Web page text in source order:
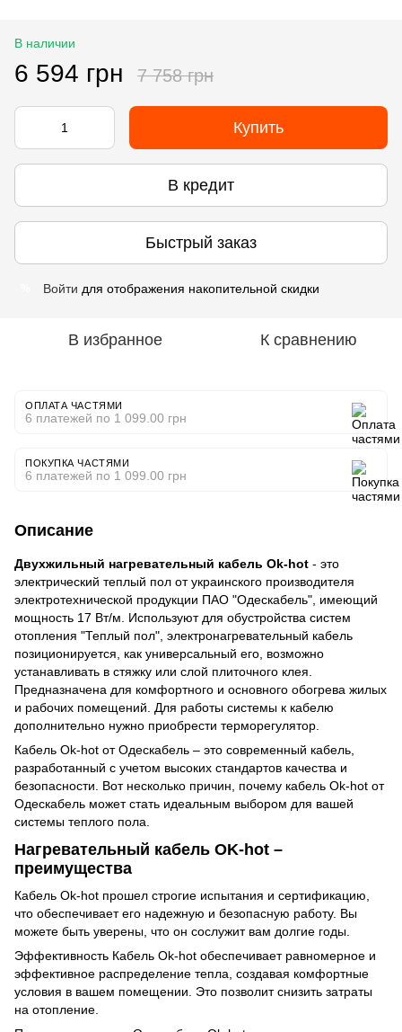
В наличии
6 594 грн 7 758 грн
Купить
В кредит
Быстрый заказ
Войти для отображения накопительной скидки
В избранное К сравнению
ОПЛАТА ЧАСТЯМИ
6 платежей по 1 099.00 грн
ПОКУПКА ЧАСТЯМИ
6 платежей по 1 099.00 грн
Описание
Двухжильный нагревательный кабель Ok-hot - это
электрический теплый пол от украинского производителя
электротехнической продукции ПАО "Одескабель", имеющий
мощность 17 Вт/м. Используют для обустройства систем
отопления "Теплый пол", электронагревательный кабель
позиционируется, как универсальный его, возможно
устанавливать в стяжку или слой плиточного клея.
Предназначена для комфортного и основного обогрева жилых
и рабочих помещений. Для работы системы к кабелю
дополнительно нужно приобрести терморегулятор.
Кабель Ok-hot от Одескабель – это современный кабель,
разработанный с учетом высоких стандартов качества и
безопасности. Вот несколько причин, почему кабель Ok-hot от
Одескабель может стать идеальным выбором для вашей
системы теплого пола.
Нагревательный кабель OK-hot –
преимущества
Кабель Ok-hot прошел строгие испытания и сертификацию,
что обеспечивает его надежную и безопасную работу. Вы
можете быть уверены, что он сослужит вам долгие годы.
Эффективность Кабель Ok-hot обеспечивает равномерное и
эффективное распределение тепла, создавая комфортные
условия в вашем помещении. Это позволит снизить затраты
на отопление.